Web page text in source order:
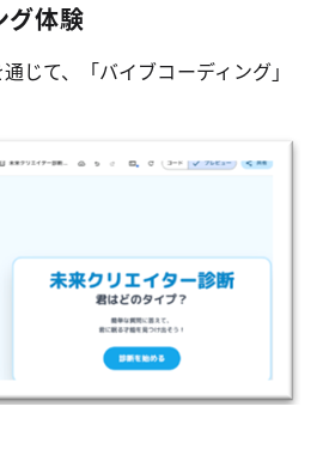
グ体験
じて、「バイブコーディング」